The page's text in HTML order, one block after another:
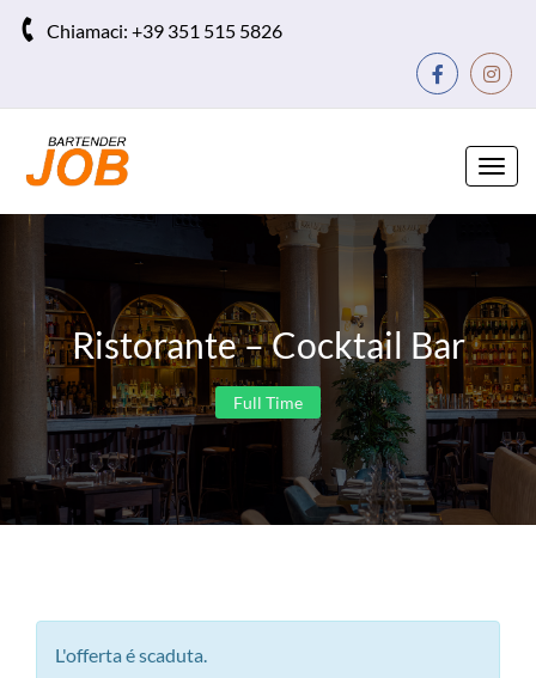
Chiamaci: +39 351 515 5826
Ristorante – Cocktail Bar
Full Time
L'offerta é scaduta.